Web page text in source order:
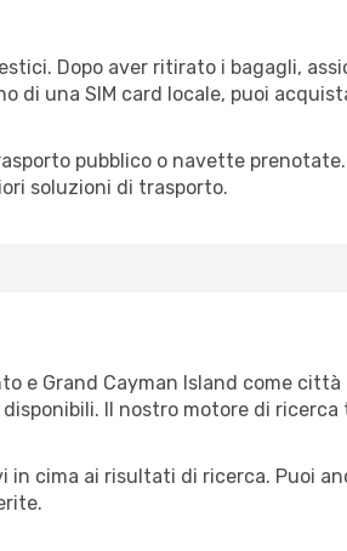
Dopo aver ritirato i bagagli,
di una SIM card locale, puoi
pubblico o navette
soluzioni di trasporto.
e Grand Cayman Island come
disponibili. Il nostro motore di
cima ai risultati di ricerca. Puoi